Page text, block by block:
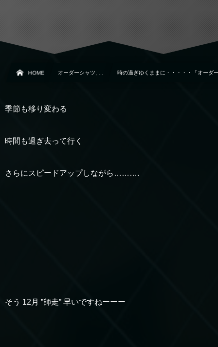
HOME オーダーシャツ, … 時の過ぎゆくままに・・・・・「オーダ
季節も移り変わる
時間も過ぎ去って行く
さらにスピードアップしながら……….
そう 12月 ”師走” 早いですねーーー